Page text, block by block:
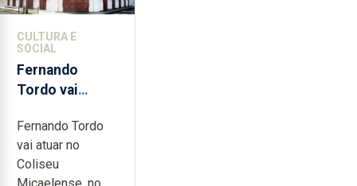
CULTURA E
SOCIAL
Fernando
Tordo vai
anos de
carreira no
Coliseu
Fernando Tordo
vai atuar no
Coliseu